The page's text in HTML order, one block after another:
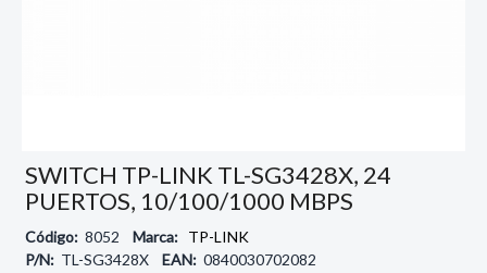
SWITCH TP-LINK TL-SG3428X, 24
PUERTOS, 10/100/1000 MBPS
Código: 8052 Marca: TP-LINK
P/N: TL-SG3428X EAN: 0840030702082